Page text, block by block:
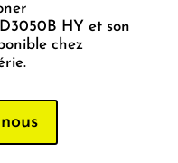
HY et son
chez